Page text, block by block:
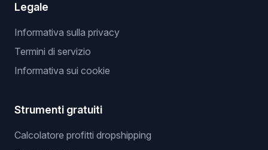
Legale
Informativa sulla privacy
Termini di servizio
Informativa sui cookie
Strumenti gratuiti
Calcolatore profitti dropshipping